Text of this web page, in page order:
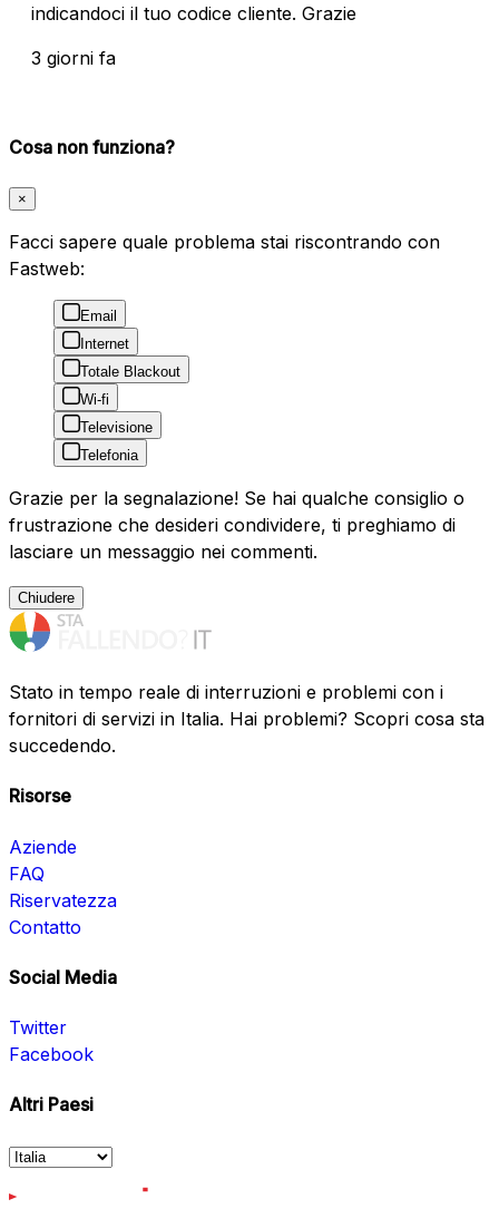
indicandoci il tuo codice cliente. Grazie
3 giorni fa
Cosa non funziona?
×
Facci sapere quale problema stai riscontrando con
Fastweb:
Email
Internet
Totale Blackout
Wi-fi
Televisione
Telefonia
Grazie per la segnalazione! Se hai qualche consiglio o
frustrazione che desideri condividere, ti preghiamo di
lasciare un messaggio nei commenti.
Chiudere
Stato in tempo reale di interruzioni e problemi con i
fornitori di servizi in Italia. Hai problemi? Scopri cosa sta
succedendo.
Risorse
Aziende
FAQ
Riservatezza
Contatto
Social Media
Twitter
Facebook
Altri Paesi